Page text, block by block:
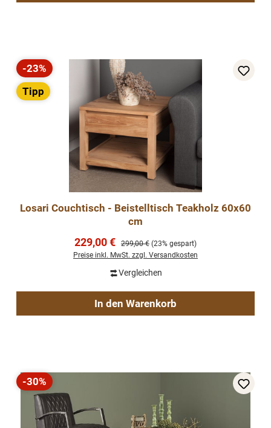
Rabatt
-23%
Tipp
Losari Couchtisch - Beistelltisch Teakholz 60x60
cm
Verkaufspreis:
229,00 € Regulärer Preis:
299,00 € (23% gespart)
Preise inkl. MwSt. zzgl. Versandkosten
Vergleichen
In den Warenkorb
Rabatt
-30%